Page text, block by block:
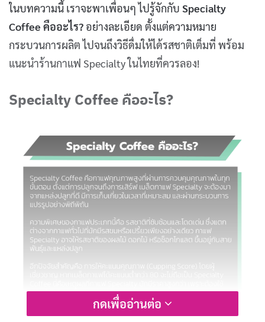
ในบทความนี้ เราจะพาเพื่อนๆ ไปรู้จักกับ Specialty
Coffee คืออะไร? อย่างละเอียด ตั้งแต่ความหมาย
กระบวนการผลิต ไปจนถึงวิธีดื่มให้ได้รสชาติเต็มที่ พร้อม
แนะนำร้านกาแฟ Specialty ในไทยที่ควรลอง!
Specialty Coffee คืออะไร?
กดเพื่ออ่านต่อ